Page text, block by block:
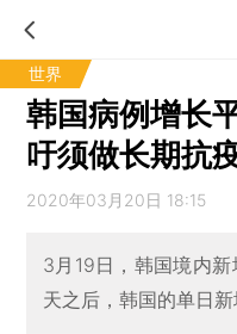
世界
韩国病例增长
吁须做长期抗
2020年03月20日 18:15
3月19日，韩国境内
天之后，韩国的单日